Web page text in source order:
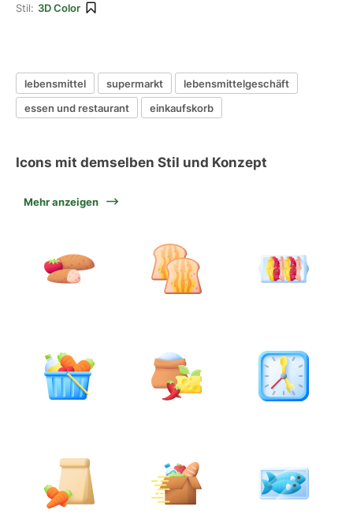
Stil: 3D Color
lebensmittel supermarkt
lebensmittelgeschäft
essen und restaurant
einkaufskorb
Icons mit demselben Stil und Konzept
Mehr anzeigen